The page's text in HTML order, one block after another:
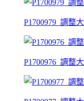
P1700979_調整
P1700976_調整